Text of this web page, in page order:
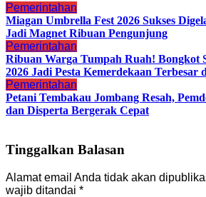
Pemerintahan
Miagan Umbrella Fest 2026 Sukses
Jadi Magnet Ribuan Pengunjung
Pemerintahan
Ribuan Warga Tumpah Ruah! Bongkot
2026 Jadi Pesta Kemerdekaan Terbesar
Pemerintahan
Petani Tembakau Jombang Resah,
dan Disperta Bergerak Cepat
Tinggalkan Balasan
Alamat email Anda tidak akan
wajib ditandai *